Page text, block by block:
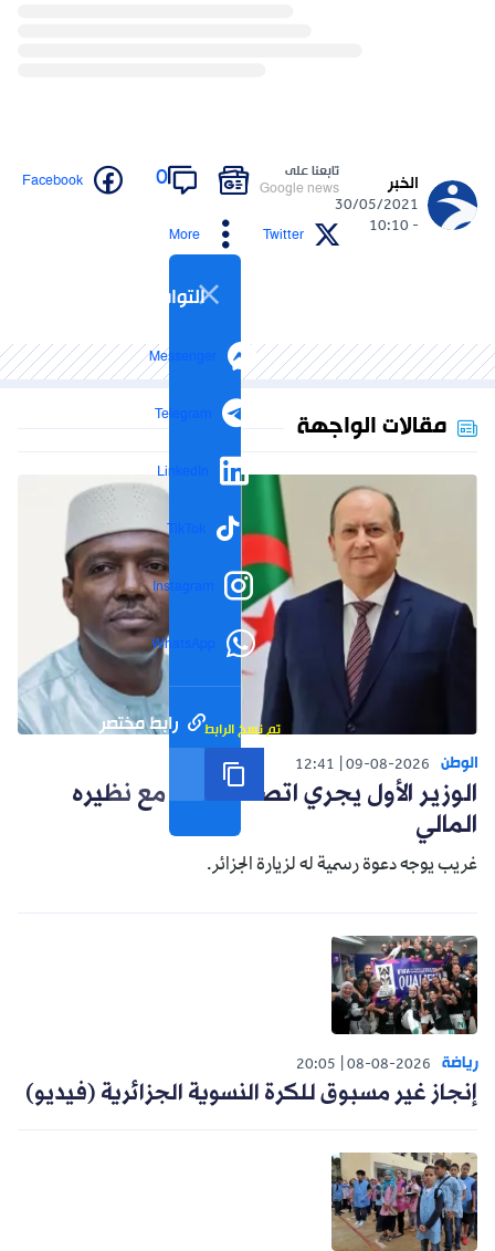
الخبر
30/05/2021
- 10:10
تابعنا على
Google news
0
Facebook
Twitter
More
التواصل الاجتماعي
Messenger
Telegram
LinkedIn
TikTok
Instagram
WhatsApp
رابط مختصر تم نسخ الرابط
مقالات الواجهة
الوطن 09-08-2026
12:41
الوزير الأول يجري اتصالا هاتفيا مع نظيره
المالي
غريب يوجه دعوة رسمية له لزيارة الجزائر.
رياضة 08-08-2026
20:05
إنجاز غير مسبوق للكرة النسوية الجزائرية (فيديو)